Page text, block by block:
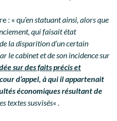
: « qu’en statuant ainsi, alors que
qui faisait état
la disparition d’un certain
le cabinet et de son incidence sur
sur des faits précis et
d’appel, à qui il appartenait
économiques résultant de
textes susvisés« .